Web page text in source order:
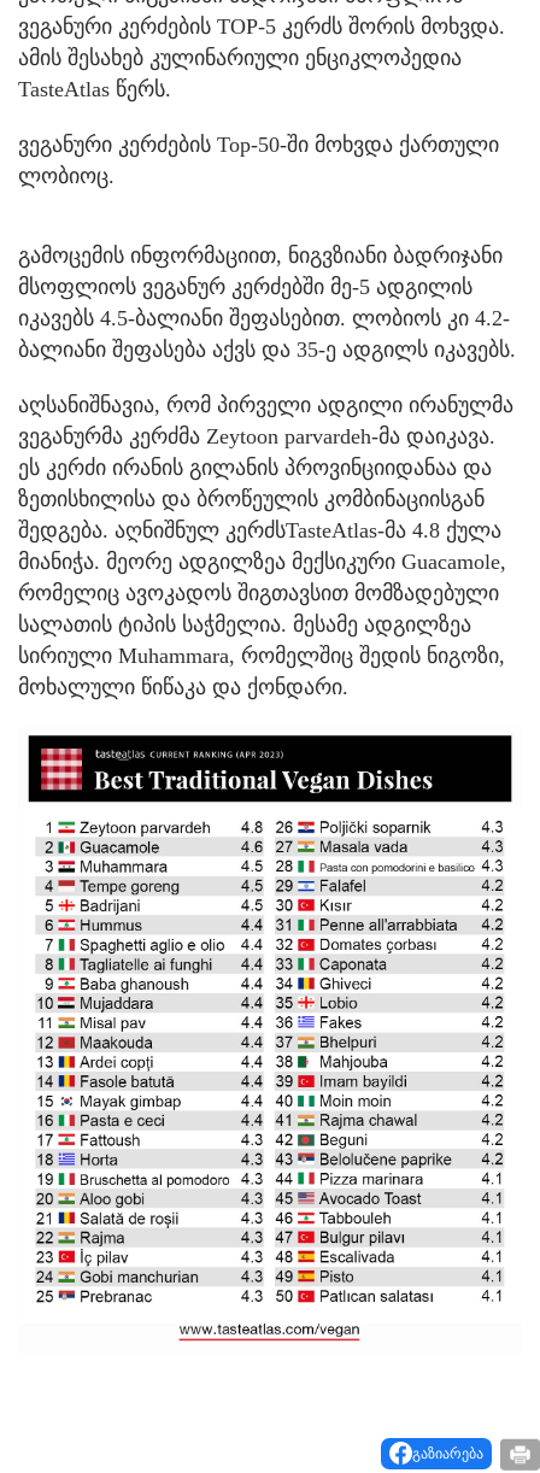
ვეგანური კერძების TOP-5 კერძს შორის მოხვდა.
ამის შესახებ კულინარიული ენციკლოპედია
TasteAtlas წერს.
ვეგანური კერძების Top-50-ში მოხვდა ქართული
ლობიოც.
გამოცემის ინფორმაციით, ნიგვზიანი ბადრიჯანი
მსოფლიოს ვეგანურ კერძებში მე-5 ადგილის
იკავებს 4.5-ბალიანი შეფასებით. ლობიოს კი 4.2-
ბალიანი შეფასება აქვს და 35-ე ადგილს იკავებს.
აღსანიშნავია, რომ პირველი ადგილი ირანულმა
ვეგანურმა კერძმა Zeytoon parvardeh-მა დაიკავა.
ეს კერძი ირანის გილანის პროვინციიდანაა და
ზეთისხილისა და ბროწეულის კომბინაციისგან
შედგება. აღნიშნულ კერძსTasteAtlas-მა 4.8 ქულა
მიანიჭა. მეორე ადგილზეა მექსიკური Guacamole,
რომელიც ავოკადოს შიგთავსით მომზადებული
სალათის ტიპის საჭმელია. მესამე ადგილზეა
სირიული Muhammara, რომელშიც შედის ნიგოზი,
მოხალული წიწაკა და ქონდარი.
გაზიარება